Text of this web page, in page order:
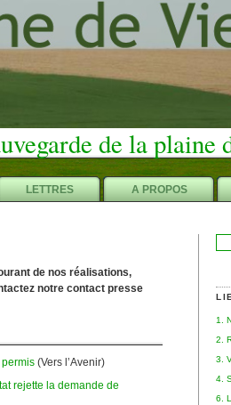
de la plaine
LETTRES A PROPOS
1.
2.
3.
4.
6.
de nos réalisations,
notre contact presse
permis (Vers l’Avenir)
rejette la demande de